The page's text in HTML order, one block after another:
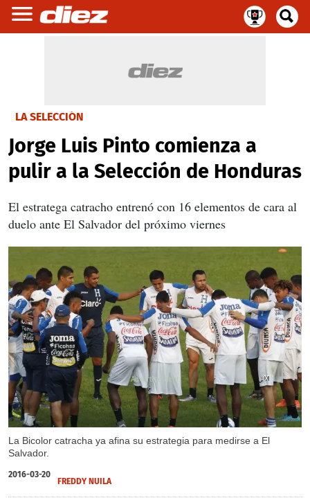
LA SELECCIÓN
Jorge Luis Pinto comienza a
pulir a la Selección de Honduras
El estratega catracho entrenó con 16 elementos de cara al
duelo ante El Salvador del próximo viernes
La Bicolor catracha ya afina su estrategia para medirse a El
Salvador.
X
X
X
X
X
X
2016-03-20
FREDDY NUILA